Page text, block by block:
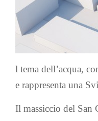
l tema dell’acqua,
e rappresenta una
Il massiccio del San